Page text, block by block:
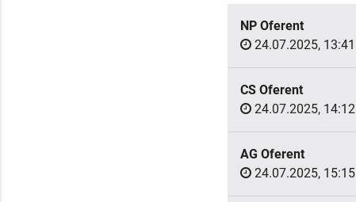
NP Oferent
24.07.2025, 13:41
CS Oferent
24.07.2025, 14:12
AG Oferent
24.07.2025, 15:15